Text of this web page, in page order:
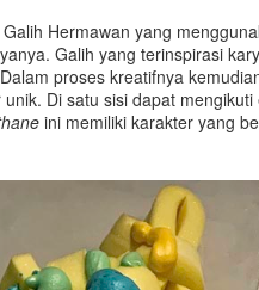
Hermawan yang
Galih yang terinspirasi
proses kreatifnya
Di satu sisi dapat
ini memiliki karakter yang